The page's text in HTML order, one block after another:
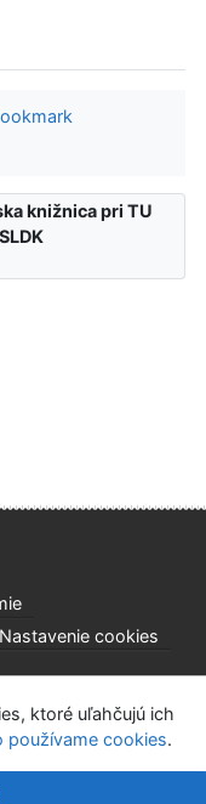
knižnica pri TU
Nastavenie cookies
Slovakia, s.r.o.
ktoré uľahčujú ich
používame cookies.